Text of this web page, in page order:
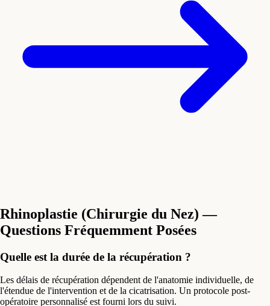
Rhinoplastie (Chirurgie du Nez) —
Questions Fréquemment Posées
Quelle est la durée de la récupération ?
Les délais de récupération dépendent de l'anatomie individuelle, de
l'étendue de l'intervention et de la cicatrisation. Un protocole post-
opératoire personnalisé est fourni lors du suivi.